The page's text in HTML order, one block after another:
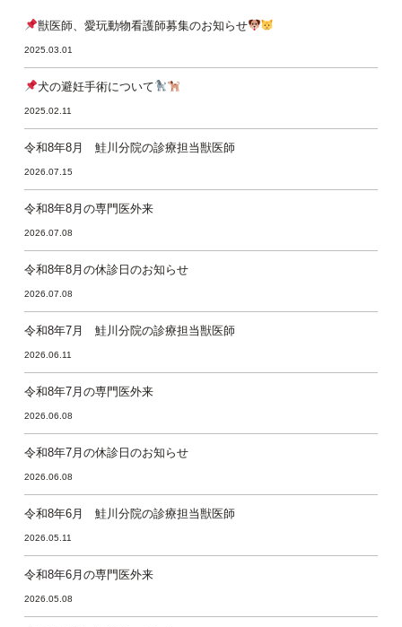
獣医師、愛玩動物看護師募集のお知らせ
2025.03.01
犬の避妊手術について
2025.02.11
令和8年8月 鮭川分院の診療担当獣医師
2026.07.15
令和8年8月の専門医外来
2026.07.08
令和8年8月の休診日のお知らせ
2026.07.08
令和8年7月 鮭川分院の診療担当獣医師
2026.06.11
令和8年7月の専門医外来
2026.06.08
令和8年7月の休診日のお知らせ
2026.06.08
令和8年6月 鮭川分院の診療担当獣医師
2026.05.11
令和8年6月の専門医外来
2026.05.08